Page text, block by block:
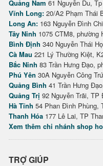
Quảng Nam 61 Nguyễn Du,
Vĩnh Long: 20/A2 Phạm Thái
Long An: 163 Nguyễn Đình
Tây Ninh 1075 CTM8, phường
Bình Định 340 Nguyễn Thái
Cà Mau 221 Lý Thường Kiệt,
Bắc Ninh 83 Trần Hưng Đạo,
Phú Yên 30A Nguyễn Công
Quảng Bình 41 Trần Hưng
Quảng Trị 92 Nguyễn Trãi, TP
Hà Tĩnh 54 Phan Đình Phùng,
Thanh Hóa 177 Lê Lai, TP
Xem thêm chi nhánh shop
TRỢ GIÚP